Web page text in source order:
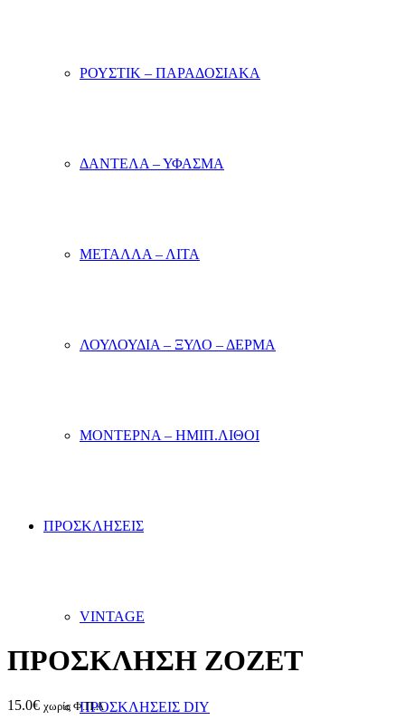
ΡΟΥΣΤΙΚ – ΠΑΡΑΔΟΣΙΑΚΑ
ΔΑΝΤΕΛΑ – ΥΦΑΣΜΑ
ΜΕΤΑΛΛΑ – ΛΙΤΑ
ΛΟΥΛΟΥΔΙΑ – ΞΥΛΟ – ΔΕΡΜΑ
ΜΟΝΤΕΡΝΑ – ΗΜΙΠ.ΛΙΘΟΙ
ΠΡΟΣΚΛΗΣΕΙΣ
VINTAGE
ΠΡΟΣΚΛΗΣΕΙΣ DIY
ΠΡΟΣΚΛΗΣΗ ZOZET
15.0€ χωρίς Φ.Π.Α